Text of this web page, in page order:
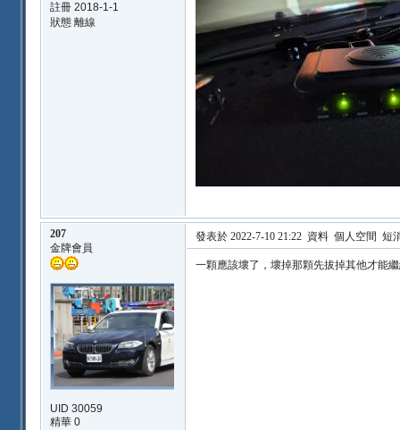
註冊 2018-1-1
狀態 離線
207
金牌會員
UID 30059
精華 0
發表於 2022-7-10 21:22 資料 個人空間 短
一顆應該壞了，壞掉那顆先拔掉其他才能